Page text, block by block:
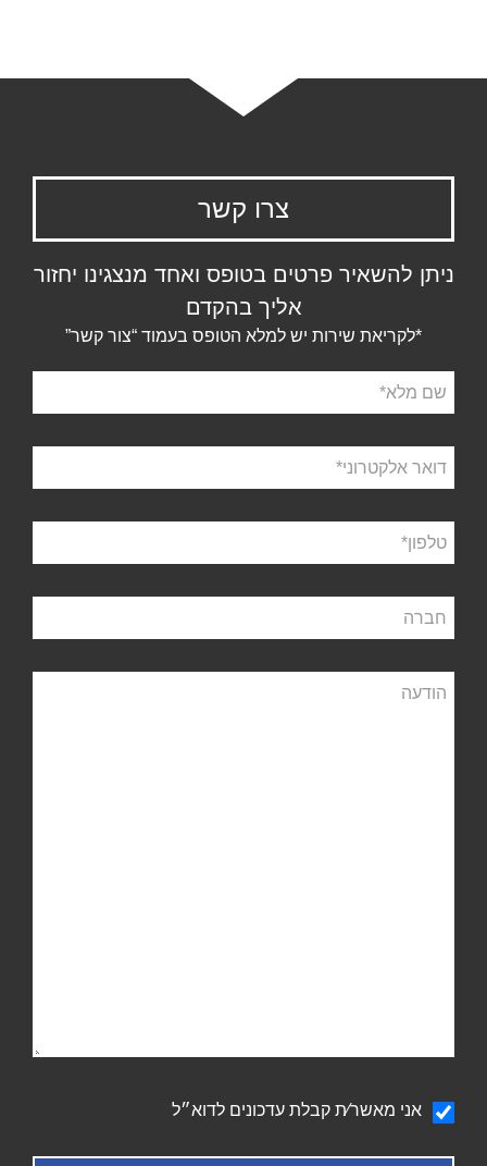
צרו קשר
ניתן להשאיר פרטים בטופס ואחד מנצגינו יחזור
אליך בהקדם
*לקריאת שירות יש למלא הטופס בעמוד “צור קשר”
שם
מלא
דואר
אלקטרוני
טלפון
חברה
הודעה
הודעהאני מאשר∕ת קבלת עדכונים לדוא״ל